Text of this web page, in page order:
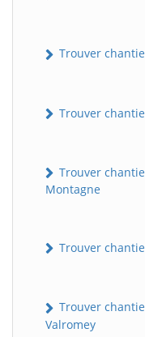
Trouver
Trouver
Trouver
Montagne
Trouver
Trouver
Valromey